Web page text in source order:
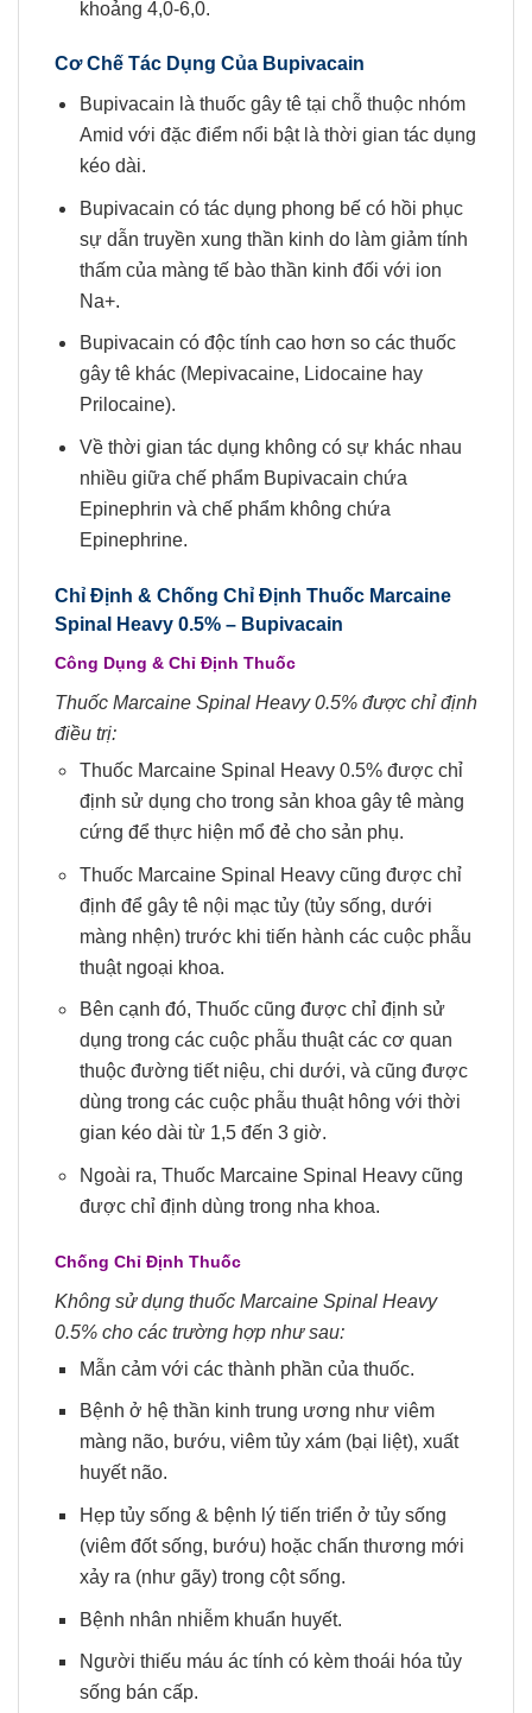
khoảng 4,0-6,0.
Cơ Chế Tác Dụng Của Bupivacain
Bupivacain là thuốc gây tê tại chỗ thuộc nhóm
Amid với đặc điểm nổi bật là thời gian tác dụng
kéo dài.
Bupivacain có tác dụng phong bế có hồi phục
sự dẫn truyền xung thần kinh do làm giảm tính
thấm của màng tế bào thần kinh đối với ion
Na+.
Bupivacain có độc tính cao hơn so các thuốc
gây tê khác (Mepivacaine, Lidocaine hay
Prilocaine).
Về thời gian tác dụng không có sự khác nhau
nhiều giữa chế phẩm Bupivacain chứa
Epinephrin và chế phẩm không chứa
Epinephrine.
Chỉ Định & Chống Chỉ Định Thuốc Marcaine
Spinal Heavy 0.5% – Bupivacain
Công Dụng & Chỉ Định Thuốc
Thuốc Marcaine Spinal Heavy 0.5% được chỉ định
điều trị:
Thuốc Marcaine Spinal Heavy 0.5% được chỉ
định sử dụng cho trong sản khoa gây tê màng
cứng để thực hiện mổ đẻ cho sản phụ.
Thuốc Marcaine Spinal Heavy cũng được chỉ
định để gây tê nội mạc tủy (tủy sống, dưới
màng nhện) trước khi tiến hành các cuộc phẫu
thuật ngoại khoa.
Bên cạnh đó, Thuốc cũng được chỉ định sử
dụng trong các cuộc phẫu thuật các cơ quan
thuộc đường tiết niệu, chi dưới, và cũng được
dùng trong các cuộc phẫu thuật hông với thời
gian kéo dài từ 1,5 đến 3 giờ.
Ngoài ra, Thuốc Marcaine Spinal Heavy cũng
được chỉ định dùng trong nha khoa.
Chống Chỉ Định Thuốc
Không sử dụng thuốc Marcaine Spinal Heavy
0.5% cho các trường hợp như sau:
Mẫn cảm với các thành phần của thuốc.
Bệnh ở hệ thần kinh trung ương như viêm
màng não, bướu, viêm tủy xám (bại liệt), xuất
huyết não.
Hẹp tủy sống & bệnh lý tiến triển ở tủy sống
(viêm đốt sống, bướu) hoặc chấn thương mới
xảy ra (như gãy) trong cột sống.
Bệnh nhân nhiễm khuẩn huyết.
Người thiếu máu ác tính có kèm thoái hóa tủy
sống bán cấp.